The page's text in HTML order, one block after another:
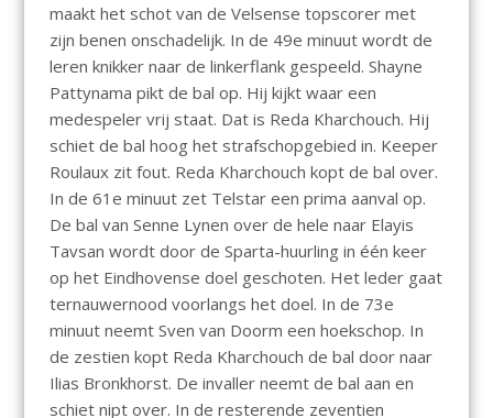
maakt het schot van de Velsense topscorer met
zijn benen onschadelijk. In de 49e minuut wordt de
leren knikker naar de linkerflank gespeeld. Shayne
Pattynama pikt de bal op. Hij kijkt waar een
medespeler vrij staat. Dat is Reda Kharchouch. Hij
schiet de bal hoog het strafschopgebied in. Keeper
Roulaux zit fout. Reda Kharchouch kopt de bal over.
In de 61e minuut zet Telstar een prima aanval op.
De bal van Senne Lynen over de hele naar Elayis
Tavsan wordt door de Sparta-huurling in één keer
op het Eindhovense doel geschoten. Het leder gaat
ternauwernood voorlangs het doel. In de 73e
minuut neemt Sven van Doorm een hoekschop. In
de zestien kopt Reda Kharchouch de bal door naar
Ilias Bronkhorst. De invaller neemt de bal aan en
schiet nipt over. In de resterende zeventien